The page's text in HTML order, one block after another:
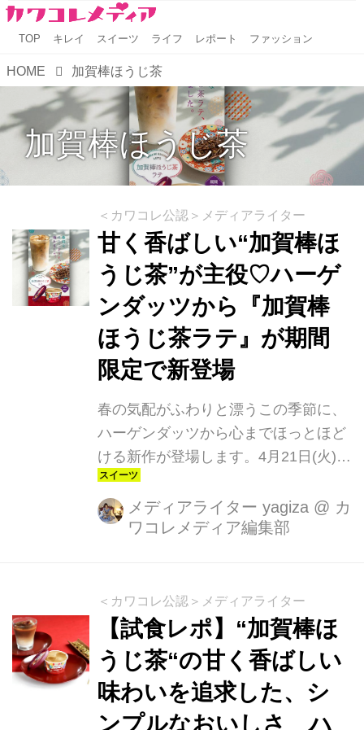
TOP キレイ スイーツ ライフ レポート ファッション
HOME 加賀棒ほうじ茶
加賀棒ほうじ茶
＜カワコレ公認＞メディアライター
甘く香ばしい“加賀棒ほ
うじ茶”が主役♡ハーゲ
ンダッツから『加賀棒
ほうじ茶ラテ』が期間
限定で新登場
春の気配がふわりと漂うこの季節に、
ハーゲンダッツから心までほっとほど
ける新作が登場します。4月21日(火)よ
り期間限定で発売されるミニカップ
『加賀棒ほうじ茶ラテ』。香ばしさと
甘さが絶妙に重なる“加賀棒ほうじ
ンプルで奥深い一杯です。
メディアライター yagiza @ カ
ワコレメディア編集部
＜カワコレ公認＞メディアライター
【試食レポ】“加賀棒ほ
うじ茶“の甘く香ばしい
味わいを追求した、シ
ンプルなおいしさ ハ